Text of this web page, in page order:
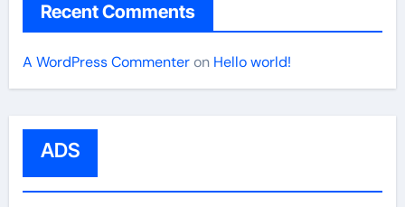
Recent Comments
A WordPress Commenteron Hello world!
ADS